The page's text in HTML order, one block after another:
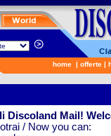
home | offerte |
Discoland Mail!
/ Now you can: